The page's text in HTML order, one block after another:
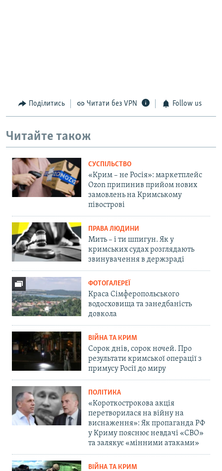
Поділитись Читати без VPN Follow us
Читайте також
СУСПІЛЬСТВО
«Крим – не Росія»: маркетплейс
Ozon припинив прийом нових
замовлень на Кримському
півострові
ПРАВА ЛЮДИНИ
Мить – і ти шпигун. Як у
кримських судах розглядають
звинувачення в держзраді
ФОТОГАЛЕРЕЇ
Краса Сімферопольського
водосховища та занедбаність
довкола
ВІЙНА ТА КРИМ
Сорок днів, сорок ночей. Про
результати кримської операції з
примусу Росії до миру
ПОЛІТИКА
«Короткострокова акція
перетворилася на війну на
виснаження»: Як пропаганда РФ
у Криму пояснює невдачі «СВО»
та залякує «мінними атаками»
ВІЙНА ТА КРИМ